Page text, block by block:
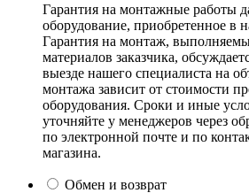
Гарантия на монтажные работы
оборудование, приобретенное в
Гарантия на монтаж,
материалов заказчика,
выезде нашего специалиста на
монтажа зависит от стоимости
оборудования. Сроки и иные
уточняйте у менеджеров через
по электронной почте и по
магазина.
Обмен и возврат